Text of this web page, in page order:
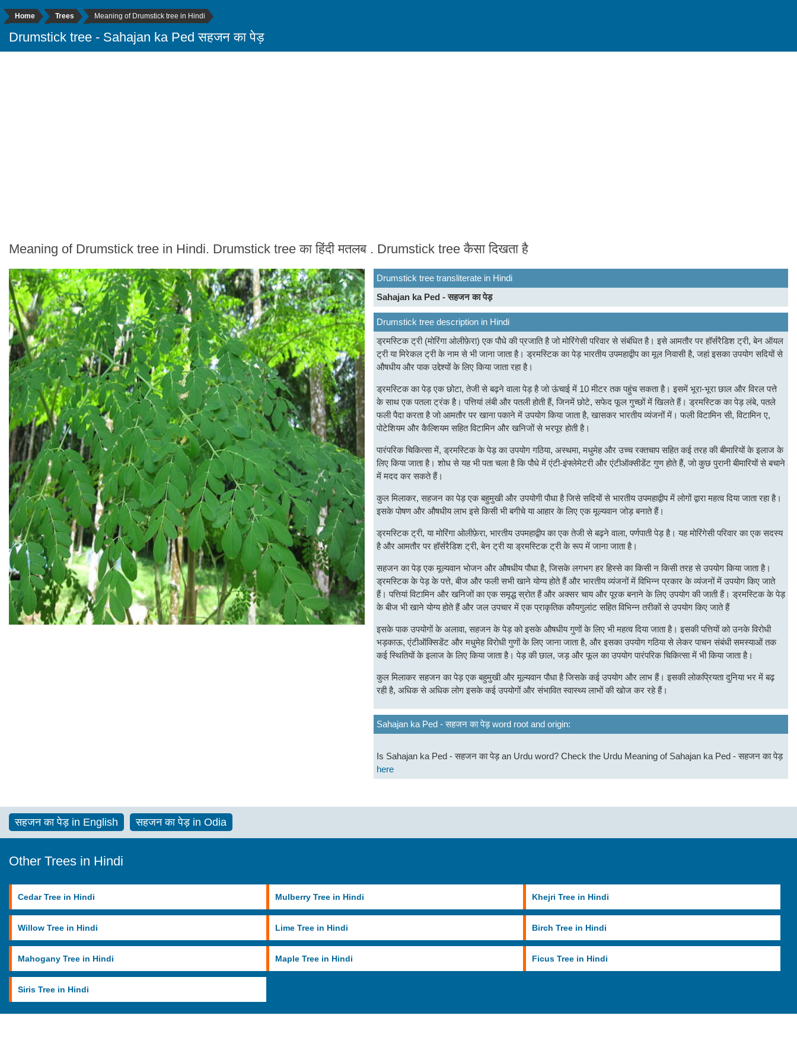
Home Trees Meaning of Drumstick tree in Hindi
Drumstick tree - Sahajan ka Ped सहजन का पेड़
Meaning of Drumstick tree in Hindi. Drumstick tree का हिंदी मतलब . Drumstick tree कैसा दिखता है
Drumstick tree transliterate in Hindi
Sahajan ka Ped - सहजन का पेड़
Drumstick tree description in Hindi
ड्रमस्टिक ट्री (मोरिंगा ओलीफ़ेरा) एक पौधे की प्रजाति है जो मोरिंगेसी परिवार से संबंधित है। इसे आमतौर पर हॉर्सरैडिश ट्री, बेन ऑयल
ट्री या मिरेकल ट्री के नाम से भी जाना जाता है। ड्रमस्टिक का पेड़ भारतीय उपमहाद्वीप का मूल निवासी है, जहां इसका उपयोग सदियों से
औषधीय और पाक उद्देश्यों के लिए किया जाता रहा है।
ड्रमस्टिक का पेड़ एक छोटा, तेजी से बढ़ने वाला पेड़ है जो ऊंचाई में 10 मीटर तक पहुंच सकता है। इसमें भूरा-भूरा छाल और विरल पत्ते
के साथ एक पतला ट्रंक है। पत्तियां लंबी और पतली होती हैं, जिनमें छोटे, सफेद फूल गुच्छों में खिलते हैं। ड्रमस्टिक का पेड़ लंबे, पतले
फली पैदा करता है जो आमतौर पर खाना पकाने में उपयोग किया जाता है, खासकर भारतीय व्यंजनों में। फली विटामिन सी, विटामिन ए,
पोटेशियम और कैल्शियम सहित विटामिन और खनिजों से भरपूर होती है।
पारंपरिक चिकित्सा में, ड्रमस्टिक के पेड़ का उपयोग गठिया, अस्थमा, मधुमेह और उच्च रक्तचाप सहित कई तरह की बीमारियों के इलाज के
लिए किया जाता है। शोध से यह भी पता चला है कि पौधे में एंटी-इंफ्लेमेटरी और एंटीऑक्सीडेंट गुण होते हैं, जो कुछ पुरानी बीमारियों से बचाने
में मदद कर सकते हैं।
कुल मिलाकर, सहजन का पेड़ एक बहुमुखी और उपयोगी पौधा है जिसे सदियों से भारतीय उपमहाद्वीप में लोगों द्वारा महत्व दिया जाता रहा है।
इसके पोषण और औषधीय लाभ इसे किसी भी बगीचे या आहार के लिए एक मूल्यवान जोड़ बनाते हैं।
ड्रमस्टिक ट्री, या मोरिंगा ओलीफ़ेरा, भारतीय उपमहाद्वीप का एक तेजी से बढ़ने वाला, पर्णपाती पेड़ है। यह मोरिंगेसी परिवार का एक सदस्य
है और आमतौर पर हॉर्सरैडिश ट्री, बेन ट्री या ड्रमस्टिक ट्री के रूप में जाना जाता है।
सहजन का पेड़ एक मूल्यवान भोजन और औषधीय पौधा है, जिसके लगभग हर हिस्से का किसी न किसी तरह से उपयोग किया जाता है।
ड्रमस्टिक के पेड़ के पत्ते, बीज और फली सभी खाने योग्य होते हैं और भारतीय व्यंजनों में विभिन्न प्रकार के व्यंजनों में उपयोग किए जाते
हैं। पत्तियां विटामिन और खनिजों का एक समृद्ध स्रोत हैं और अक्सर चाय और पूरक बनाने के लिए उपयोग की जाती हैं। ड्रमस्टिक के पेड़
के बीज भी खाने योग्य होते हैं और जल उपचार में एक प्राकृतिक कौयगुलांट सहित विभिन्न तरीकों से उपयोग किए जाते हैं
इसके पाक उपयोगों के अलावा, सहजन के पेड़ को इसके औषधीय गुणों के लिए भी महत्व दिया जाता है। इसकी पत्तियों को उनके विरोधी
भड़काऊ, एंटीऑक्सिडेंट और मधुमेह विरोधी गुणों के लिए जाना जाता है, और इसका उपयोग गठिया से लेकर पाचन संबंधी समस्याओं तक
कई स्थितियों के इलाज के लिए किया जाता है। पेड़ की छाल, जड़ और फूल का उपयोग पारंपरिक चिकित्सा में भी किया जाता है।
कुल मिलाकर सहजन का पेड़ एक बहुमुखी और मूल्यवान पौधा है जिसके कई उपयोग और लाभ हैं। इसकी लोकप्रियता दुनिया भर में बढ़
रही है, अधिक से अधिक लोग इसके कई उपयोगों और संभावित स्वास्थ्य लाभों की खोज कर रहे हैं।
Sahajan ka Ped - सहजन का पेड़ word root and origin:
Is Sahajan ka Ped - सहजन का पेड़ an Urdu word? Check the Urdu Meaning of Sahajan ka Ped - सहजन का पेड़
here
सहजन का पेड़ in English सहजन का पेड़ in Odia
Other Trees in Hindi
Cedar Tree in Hindi Mulberry Tree in Hindi Khejri Tree in Hindi
Willow Tree in Hindi Lime Tree in Hindi Birch Tree in Hindi
Mahogany Tree in Hindi Maple Tree in Hindi Ficus Tree in Hindi
Siris Tree in Hindi